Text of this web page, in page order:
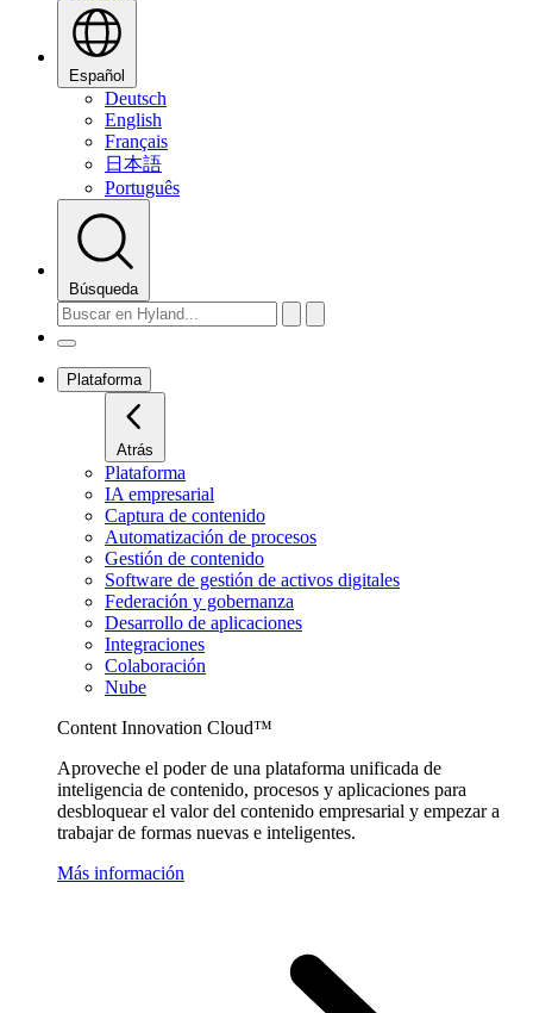
Español
Deutsch
English
Français
日本語
Português
Búsqueda
Plataforma
Atrás
Plataforma
IA empresarial
Captura de contenido
Automatización de procesos
Gestión de contenido
Software de gestión de activos digitales
Federación y gobernanza
Desarrollo de aplicaciones
Integraciones
Colaboración
Nube
Content Innovation Cloud™
Aproveche el poder de una plataforma unificada de
inteligencia de contenido, procesos y aplicaciones para
desbloquear el valor del contenido empresarial y empezar a
trabajar de formas nuevas e inteligentes.
Más información